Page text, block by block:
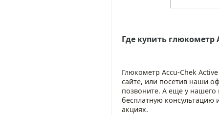
Где купить глюкометр
Глюкометр Accu-Chek
сайте, или посетив наши
позвоните. А еще у
бесплатную
акциях.